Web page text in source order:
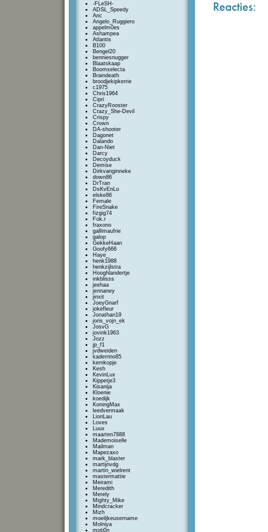
-FLeSH-
ADSL_Speedy
Anc
Angelo_Ruggiero
appelm0es
Ashampea
Atlantis
B100
Bengel20
benniesnugger
Blaatskaap
Boomselecta
Braindeath
broodjekipkerrie
c1975
Chris1964
Cipri
CrazyRooster
Crazy_She-Devil
Crispy
Crown
DA-shooter
Dagonet
Dalando
Dan-Niet
Darcy
Decoyduck
Demise
Dirkvanginneke
down86
DrTran
DsKvEnLo
elske86
Female
FireSnake
fizgig74
Fok.r
fraxono
gallimaufrie
galop
GekkeHaan
Goofy666
Haye_
henk1988
henkzijlstra
Hooghlandertje
inkblisss
jeehaa
jennaney
jinxit
JoeyGnarf
jokefleur
Jonathan19
joris_vojn_ek
JosvG
jovink1963
Jozz
jp_f1
jvdweiden
kaderrino85
kernkopje
Kesh
KevinLux
Kippetje3
Kisanija
Kloenie
koedijk
KoningMax
leedvermaak
LionLau
Loves
Luux
maarten7888
Mademoiselle
Mailman
Mapezaxo
mark_blaster
martijnvdg
martin_wielrent
mastermattie
Meirami
Meredith
Merely
Mighty_Mike
Mindcracker
Mizh
moeiljkeusername
Molniya
moti0n